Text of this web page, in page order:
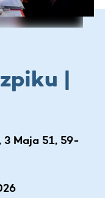
|
Maja 51, 59-